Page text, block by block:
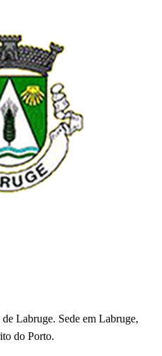
Labruge. Sede em Labruge,
do Porto.